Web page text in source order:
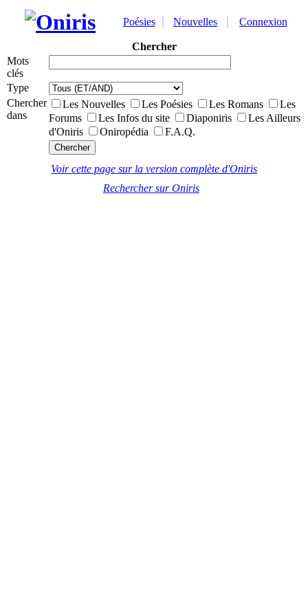
Poésies Nouvelles Connexion
Chercher
Mots
clés
Type
Chercher
dans
Les Nouvelles Les Poésies Les Romans
Les
Forums
Les Infos du site Diaponiris
Les Ailleurs
d'Oniris
Oniropédia F.A.Q.
Voir cette page sur la version complète d'Oniris
Rechercher sur Oniris